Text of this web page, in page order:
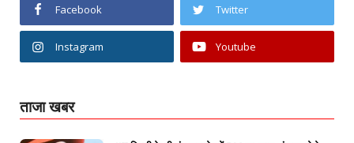
Facebook Twitter
Instagram Youtube
ताजा खबर